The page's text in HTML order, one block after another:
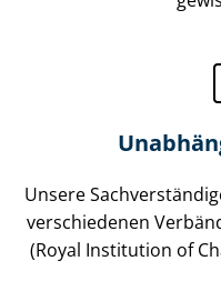
Unsere
verschiedenen
(Royal Institution of